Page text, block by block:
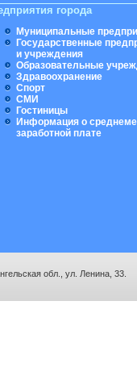
города
Муниципальные
Государственные
и учреждения
Образовательные
Здравоохранение
Спорт
СМИ
Гостиницы
Информация о
заработной плате
обл., ул. Ленина, 33.